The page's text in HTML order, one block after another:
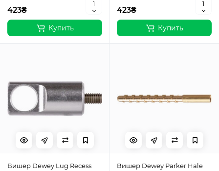
423₴
Купить
423₴
Купить
Вишер Dewey Lug Recess
Вишер Dewey Parker Hale